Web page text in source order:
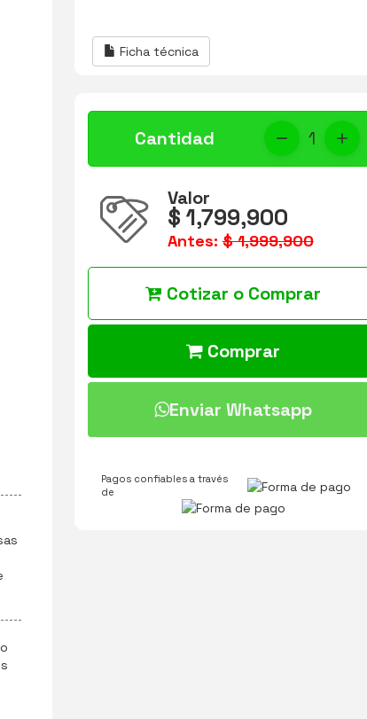
Ficha técnica
Cantidad 1
Valor
$ 1,799,900
Antes:$ 1,999,900
Cotizar o Comprar
Comprar
Enviar Whatsapp
Pagos confiables a través
de